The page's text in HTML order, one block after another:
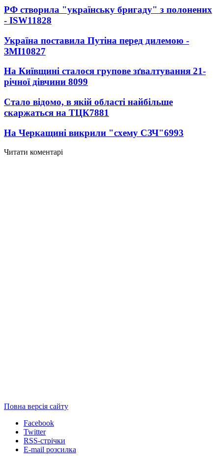
РФ створила "українську бригаду" з полонених
- ISW11828
Україна поставила Путіна перед дилемою -
ЗМІ10827
На Київщині сталося групове зґвалтування 21-
річної дівчини 8099
Стало відомо, в якій області найбільше
скаржаться на ТЦК7881
На Черкащині викрили "схему СЗЧ"6993
Читати коментарі
Повна версія сайту
Facebook
Twitter
RSS-стрічки
E-mail розсилка